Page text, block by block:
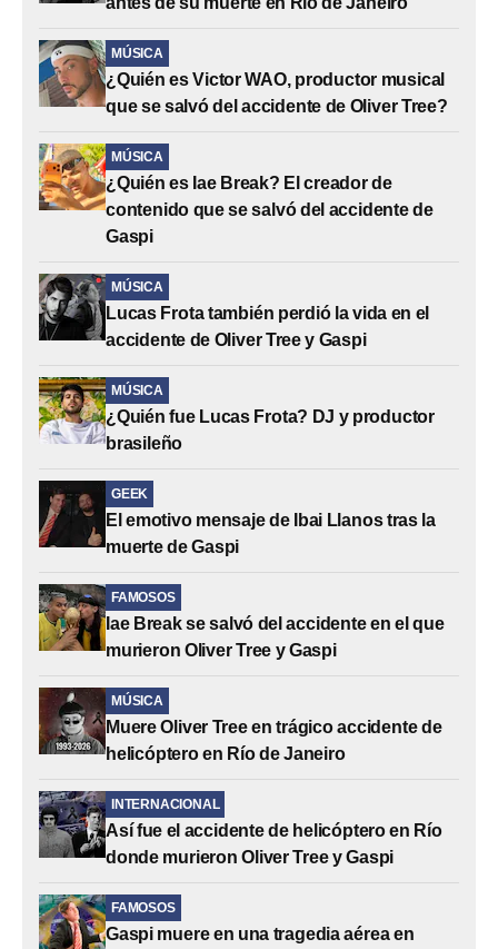
MÚSICA
¿Quién es Victor WAO, productor musical
que se salvó del accidente de Oliver Tree?
MÚSICA
¿Quién es Iae Break? El creador de
contenido que se salvó del accidente de
Gaspi
MÚSICA
Lucas Frota también perdió la vida en el
accidente de Oliver Tree y Gaspi
MÚSICA
¿Quién fue Lucas Frota? DJ y productor
brasileño
GEEK
El emotivo mensaje de Ibai Llanos tras la
muerte de Gaspi
FAMOSOS
Iae Break se salvó del accidente en el que
murieron Oliver Tree y Gaspi
MÚSICA
Muere Oliver Tree en trágico accidente de
helicóptero en Río de Janeiro
INTERNACIONAL
Así fue el accidente de helicóptero en Río
donde murieron Oliver Tree y Gaspi
FAMOSOS
Gaspi muere en una tragedia aérea en